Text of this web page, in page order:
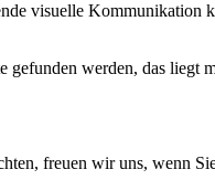
visuelle Kommunikation
werden, das
freuen wir uns, wenn